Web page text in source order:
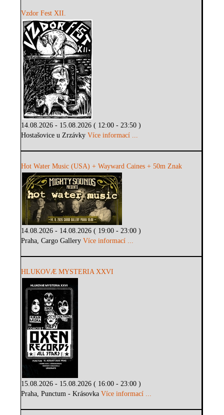
Vzdor Fest XII.
14.08.2026 - 15.08.2026 ( 12:00 - 23:50 )
Hostašovice u ZrzávkyVíce informací ...
Hot Water Music (USA) + Wayward Caines + 50m Znak
14.08.2026 - 14.08.2026 ( 19:00 - 23:00 )
Praha, Cargo GalleryVíce informací ...
HLUKOVÆ MYSTERIA XXVI
15.08.2026 - 15.08.2026 ( 16:00 - 23:00 )
Praha, Punctum - KrásovkaVíce informací ...